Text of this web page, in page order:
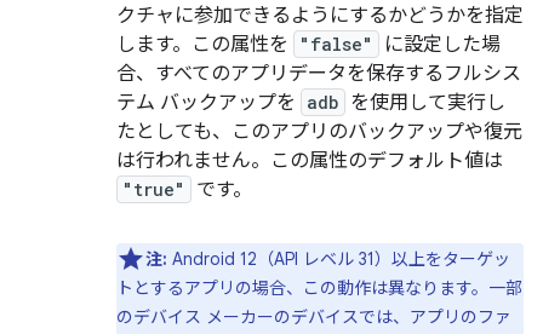
クチャに参加できるようにするかどうかを指定
します。この属性を
"false"
に設定した場
合、すべてのアプリデータを保存するフルシス
テム バックアップを
adb を使用して実行し
たとしても、このアプリのバックアップや復元
は行われません。この属性のデフォルト値は
"true" です。
注: Android 12（API レベル 31）以上をターゲッ
トとするアプリの場合、この動作は異なります。一部
のデバイス メーカーのデバイスでは、アプリのファ